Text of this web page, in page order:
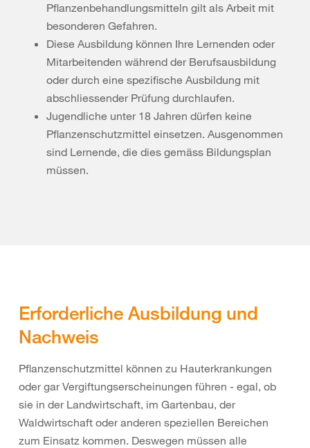
Pflanzenbehandlungsmitteln gilt als Arbeit mit
besonderen Gefahren.
Diese Ausbildung können Ihre Lernenden oder
Mitarbeitenden während der Berufsausbildung
oder durch eine spezifische Ausbildung mit
abschliessender Prüfung durchlaufen.
Jugendliche unter 18 Jahren dürfen keine
Pflanzenschutzmittel einsetzen. Ausgenommen
sind Lernende, die dies gemäss Bildungsplan
müssen.
Erforderliche Ausbildung und
Nachweis
Pflanzenschutzmittel können zu Hauterkrankungen
oder gar Vergiftungserscheinungen führen - egal, ob
sie in der Landwirtschaft, im Gartenbau, der
Waldwirtschaft oder anderen speziellen Bereichen
zum Einsatz kommen. Deswegen müssen alle